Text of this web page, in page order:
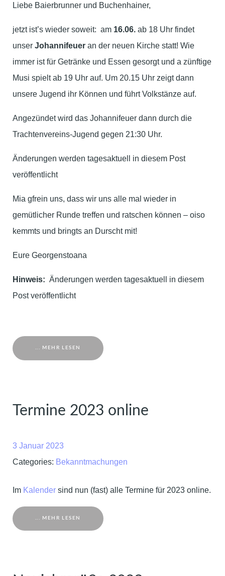
Liebe Baierbrunner und Buchenhainer,
jetzt ist’s wieder soweit: am 16.06. ab 18 Uhr findet
unser Johannifeuer an der neuen Kirche statt! Wie
immer ist für Getränke und Essen gesorgt und a zünftige
Musi spielt ab 19 Uhr auf. Um 20.15 Uhr zeigt dann
unsere Jugend ihr Können und führt Volkstänze auf.
Angezündet wird das Johannifeuer dann durch die
Trachtenvereins-Jugend gegen 21:30 Uhr.
Änderungen werden tagesaktuell in diesem Post
veröffentlicht
Mia gfrein uns, dass wir uns alle mal wieder in
gemütlicher Runde treffen und ratschen können – oiso
kemmts und bringts an Durscht mit!
Eure Georgenstoana
Hinweis: Änderungen werden tagesaktuell in diesem
Post veröffentlicht
... MEHR LESEN
Termine 2023 online
3 Januar 2023
Categories: Bekanntmachungen
Im Kalender sind nun (fast) alle Termine für 2023 online.
... MEHR LESEN